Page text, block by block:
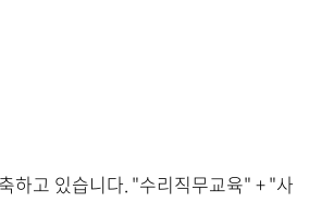
하고 있습니다. "수리직무교육" + "사